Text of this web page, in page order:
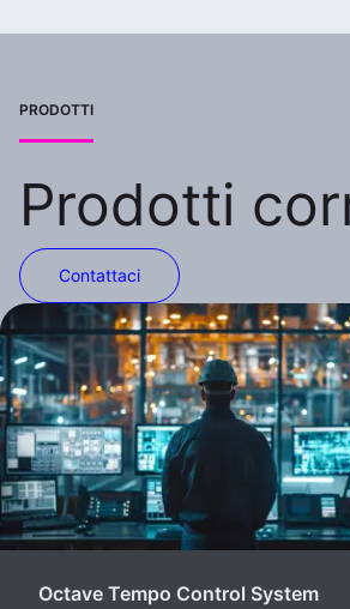
PRODOTTI
Prodotti
Contattaci
Octave Tempo Control System